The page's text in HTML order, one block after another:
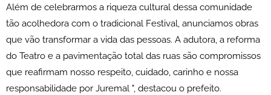
Além de celebrarmos a riqueza cultural dessa comunidade
tão acolhedora com o tradicional Festival, anunciamos obras
que vão transformar a vida das pessoas. A adutora, a reforma
do Teatro e a pavimentação total das ruas são compromissos
que reafirmam nosso respeito, cuidado, carinho e nossa
responsabilidade por Juremal ", destacou o prefeito.